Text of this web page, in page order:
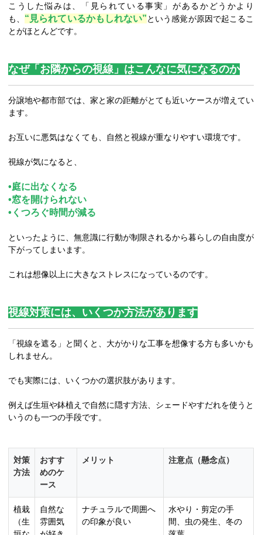
こうした悩みは、「見られている事実」があるかどうかより
も、 “見られているかもしれない”という感覚が原因で起こるこ
とがほとんどです。
なぜ「お隣からの視線」はこんなに気になるのか
分譲地や都市部では、家と家の距離がとても近いケースが増えてい
ます。
お互いに悪気はなくても、自然と視線が重なりやすい環境です。
視線が気になると、
•庭に出なくなる
•窓を開けられない
•くつろぐ時間が減る
といったように、無意識に行動が制限されるから暮らしの自由度が
下がってしまいます。
これは想像以上に大きなストレスになっているのです。
視線対策には、いくつか方法があります
「視線を遮る」と聞くと、大がかりな工事を想像する方も多いかも
しれません。
でも実際には、いくつかの選択肢があります。
例えば生垣や鉢植えで自然に隠す方法、シェードやすだれを使うと
いうのも一つの手段です。
対策
方法
おすす
めのケ
ース
メリット 注意点（懸念点）
植栽
（生
自然な
雰囲気
ナチュラルで周囲へ
の印象が良い
水やり・剪定の手
間、虫の発生、冬の